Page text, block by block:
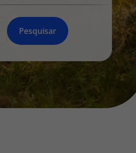
suas viagens, tem ainda ao seu
funcionar todos os dias úteis das
10:00 às 14:00.
Pesquisar